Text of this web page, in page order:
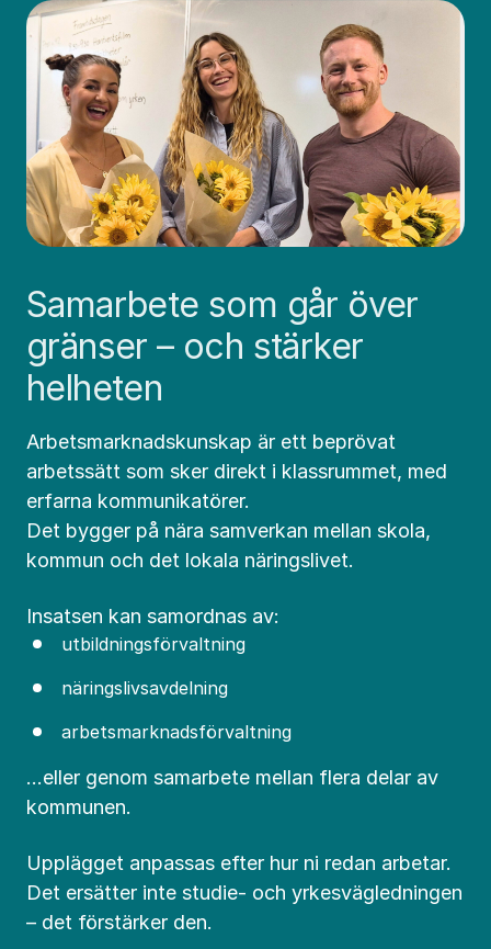
Samarbete som går över
gränser – och stärker
helheten
Arbetsmarknadskunskap är ett beprövat
arbetssätt som sker direkt i klassrummet, med
erfarna kommunikatörer.
Det bygger på nära samverkan mellan skola,
kommun och det lokala näringslivet.
Insatsen kan samordnas av:
utbildningsförvaltning
näringslivsavdelning
arbetsmarknadsförvaltning
…eller genom samarbete mellan flera delar av
kommunen.
Upplägget anpassas efter hur ni redan arbetar.
Det ersätter inte studie- och yrkesvägledningen
– det förstärker den.